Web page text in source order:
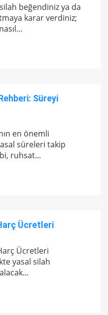
beğendiniz ya da
karar verdiniz;
Süreyi
en önemli
süreleri takip
ruhsat...
Ücretleri
Ücretleri
yasal silah